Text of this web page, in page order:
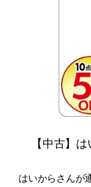
【中古】
はいからさんが